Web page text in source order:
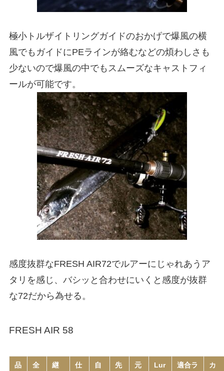
極小トルザイトリングガイドのおかげで爆風の横
風でもガイドにPEラインが絡むなどの煩わしさも
少ないので爆風の中でもスムーズなキャストフィ
ールが可能です。
感度抜群なFRESH AIR72でルアーにじゃれあうア
タリを感じ、バシッと合わせにいくと感度が抜群
な72だから為せる。
FRESH AIR 58
品
全
継
仕
自
先
元
Lur
適合ラ
カ